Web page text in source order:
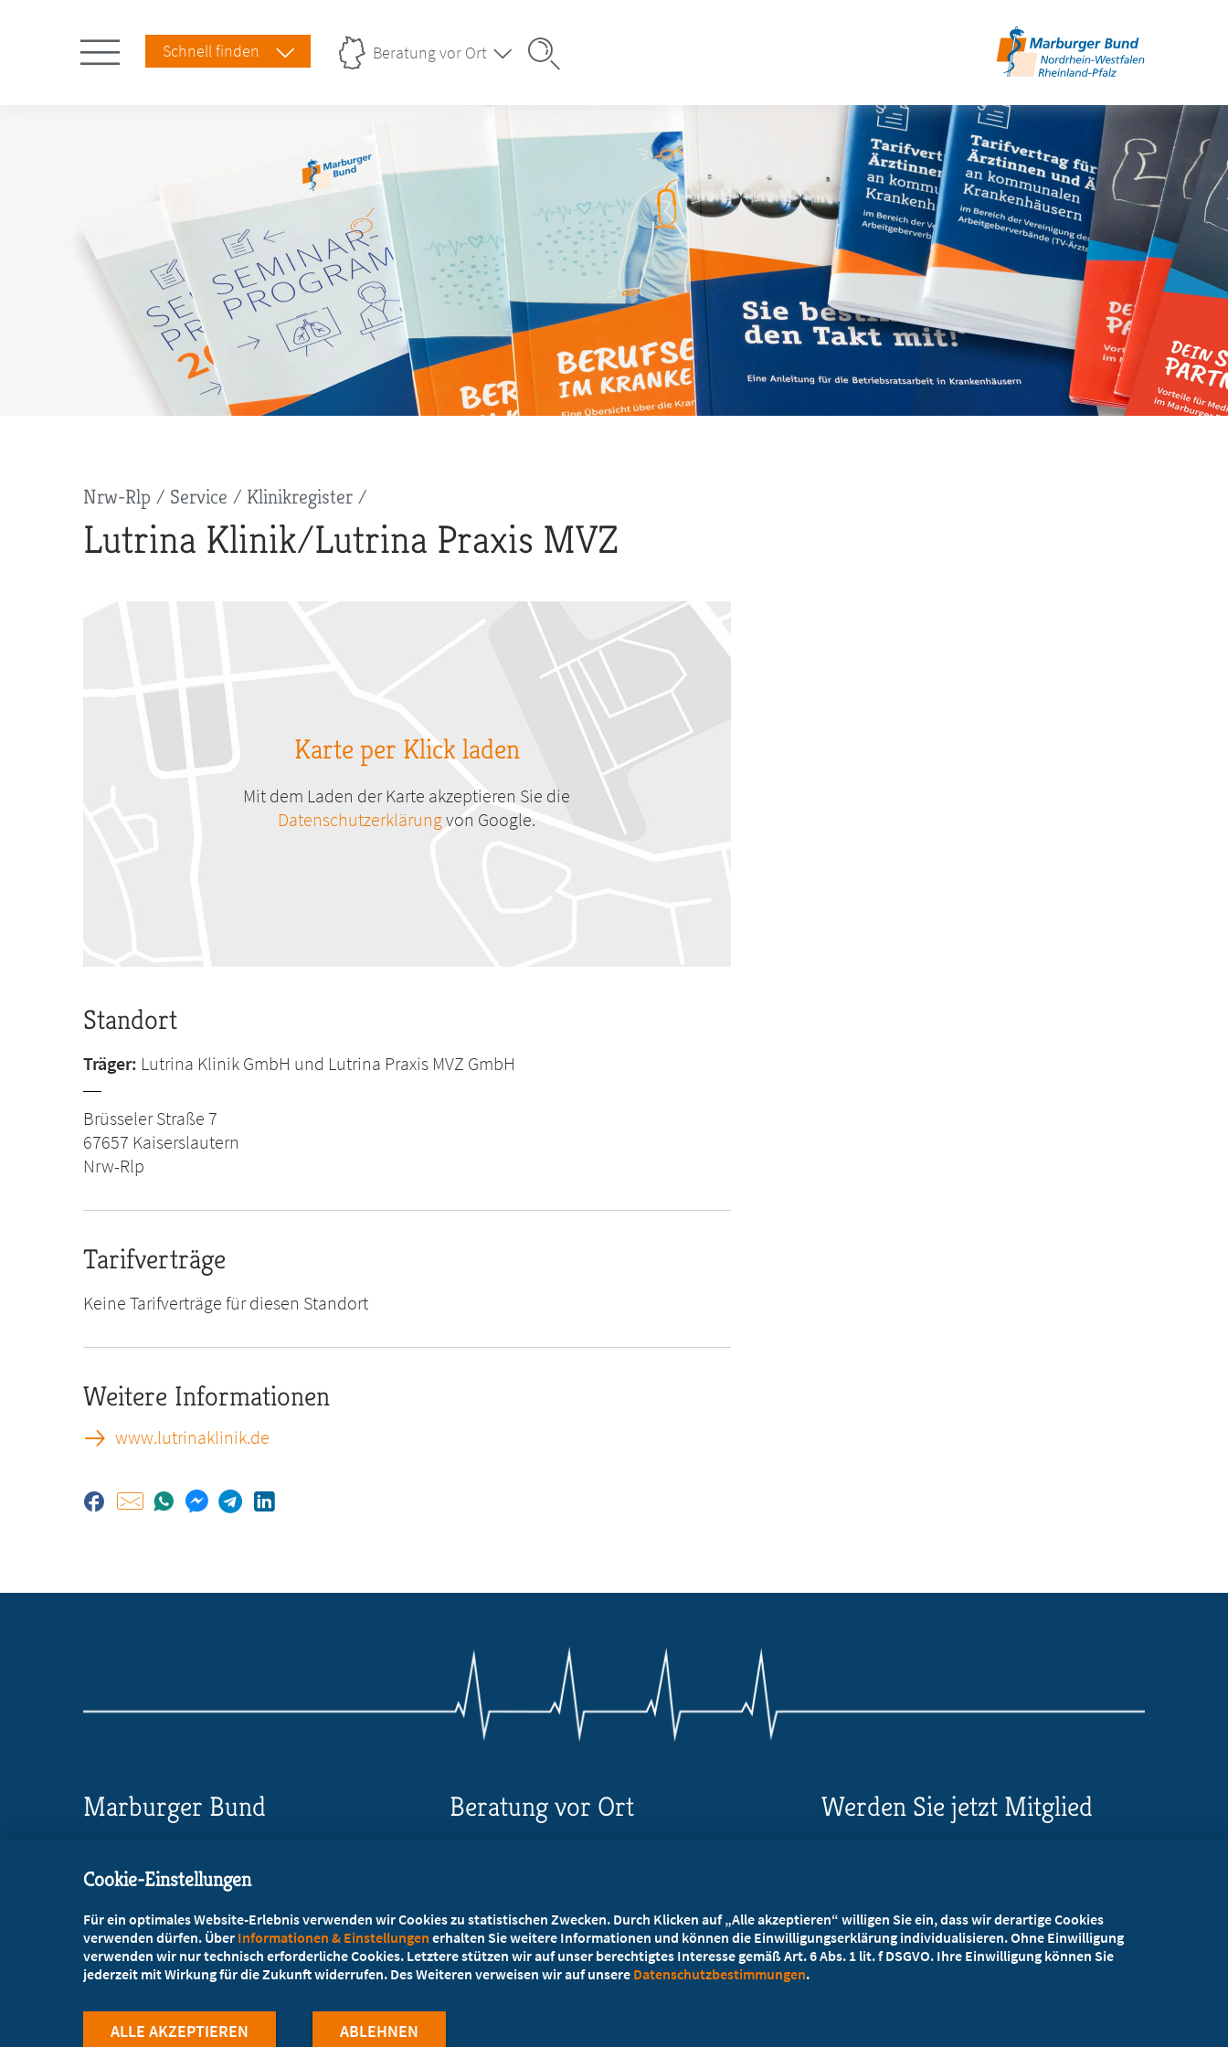
Schnell finden Beratung vor Ort
Pfadnavigation
Nrw-Rlp Service Klinikregister
Lutrina Klinik/Lutrina Praxis MVZ
Karte per Klick laden
Mit dem Laden der Karte akzeptieren Sie die
Datenschutzerklärungvon Google.
Standort
Träger: Lutrina Klinik GmbH und Lutrina Praxis MVZ GmbH
Brüsseler Straße 7
67657 Kaiserslautern
Nrw-Rlp
Tarifverträge
Keine Tarifverträge für diesen Standort
Weitere Informationen
www.lutrinaklinik.de
Marburger Bund
Wörthstraße 20, 50668 Köln
+49 221 72003-73
+49 221 72003-86
Beratung vor Ort Werden Sie jetzt Mitglied
Kostenlos für Studierende
Cookie-Einstellungen
Für ein optimales Website-Erlebnis verwenden wir Cookies zu statistischen Zwecken. Durch Klicken auf „Alle akzeptieren“ willigen Sie ein, dass wir derartige Cookies
verwenden dürfen. Über Informationen & Einstellungen erhalten Sie weitere Informationen und können die Einwilligungserklärung individualisieren. Ohne Einwilligung
verwenden wir nur technisch erforderliche Cookies. Letztere stützen wir auf unser berechtigtes Interesse gemäß Art. 6 Abs. 1 lit. f DSGVO. Ihre Einwilligung können Sie
jederzeit mit Wirkung für die Zukunft widerrufen. Des Weiteren verweisen wir auf unsere Datenschutzbestimmungen.
ABLEHNEN
ALLE AKZEPTIEREN